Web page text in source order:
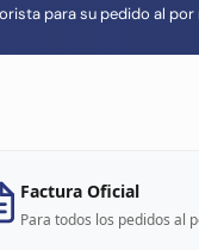
para su pedido al por
Factura Oficial
Para todos los pedidos al